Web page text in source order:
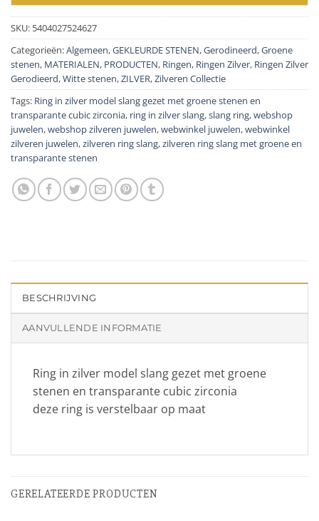
SKU: 5404027524627
Categorieën:Algemeen,GEKLEURDE STENEN,Gerodineerd,Groene
stenen, MATERIALEN, PRODUCTEN, Ringen, Ringen Zilver, Ringen Zilver
Gerodieerd,Witte stenen,ZILVER,Zilveren Collectie
Tags: Ring in zilver model slang gezet met groene stenen en
transparante cubic zirconia, ring in zilver slang,slang ring,webshop
juwelen,webshop zilveren juwelen,webwinkel juwelen,webwinkel
zilveren juwelen,zilveren ring slang,zilveren ring slang met groene en
transparante stenen
BESCHRIJVING
AANVULLENDE INFORMATIE
Ring in zilver model slang gezet met groene
stenen en transparante cubic zirconia
deze ring is verstelbaar op maat
GERELATEERDE PRODUCTEN